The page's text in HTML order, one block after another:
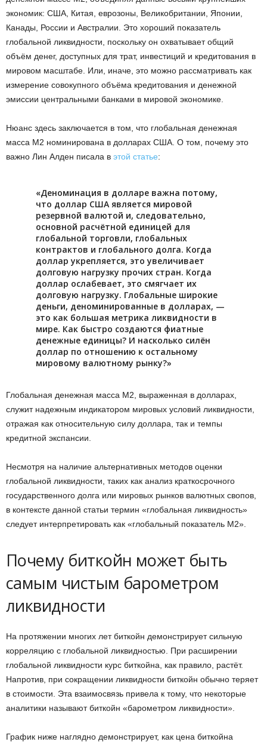
экономик: США, Китая, еврозоны, Великобритании, Японии,
Канады, России и Австралии. Это хороший показатель
глобальной ликвидности, поскольку он охватывает общий
объём денег, доступных для трат, инвестиций и кредитования в
мировом масштабе. Или, иначе, это можно рассматривать как
измерение совокупного объёма кредитования и денежной
эмиссии центральными банками в мировой экономике.
Нюанс здесь заключается в том, что глобальная денежная
масса M2 номинирована в долларах США. О том, почему это
важно Лин Алден писала в этой статье:
«Деноминация в долларе важна потому,
что доллар США является мировой
резервной валютой и, следовательно,
основной расчётной единицей для
глобальной торговли, глобальных
контрактов и глобального долга. Когда
доллар укрепляется, это увеличивает
долговую нагрузку прочих стран. Когда
доллар ослабевает, это смягчает их
долговую нагрузку. Глобальные широкие
деньги, деноминированные в долларах, —
это как большая метрика ликвидности в
мире. Как быстро создаются фиатные
денежные единицы? И насколько силён
доллар по отношению к остальному
мировому валютному рынку?»
Глобальная денежная масса M2, выраженная в долларах,
служит надежным индикатором мировых условий ликвидности,
отражая как относительную силу доллара, так и темпы
кредитной экспансии.
Несмотря на наличие альтернативных методов оценки
глобальной ликвидности, таких как анализ краткосрочного
государственного долга или мировых рынков валютных свопов,
в контексте данной статьи термин «глобальная ликвидность»
следует интерпретировать как «глобальный показатель М2».
Почему биткойн может быть
самым чистым барометром
ликвидности
На протяжении многих лет биткойн демонстрирует сильную
корреляцию с глобальной ликвидностью. При расширении
глобальной ликвидности курс биткойна, как правило, растёт.
Напротив, при сокращении ликвидности биткойн обычно теряет
в стоимости. Эта взаимосвязь привела к тому, что некоторые
аналитики называют биткойн «барометром ликвидности».
График ниже наглядно демонстрирует, как цена биткойна